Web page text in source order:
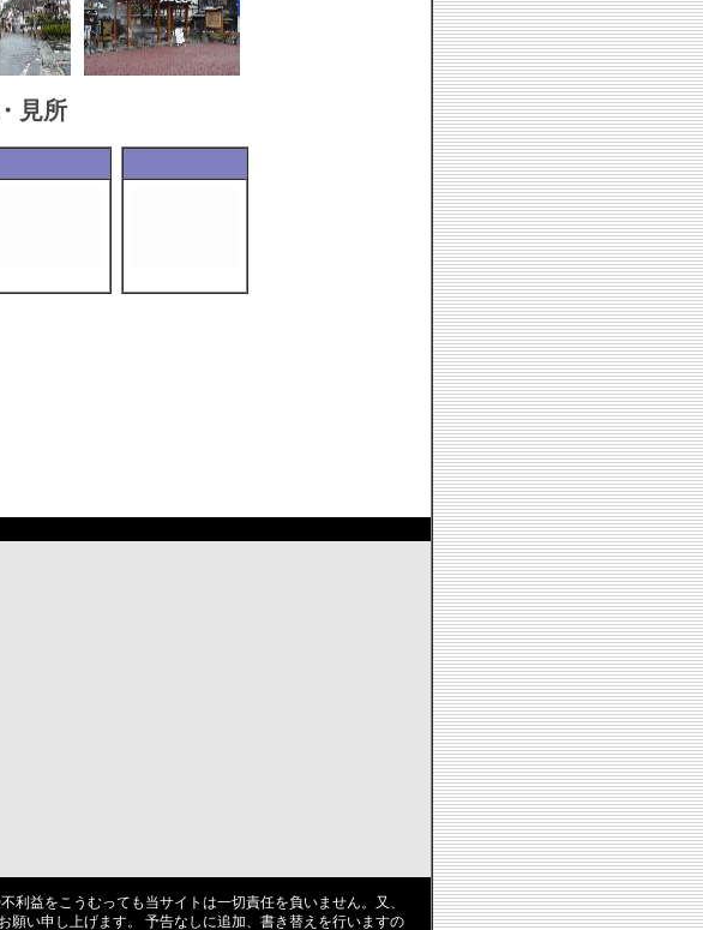
見所
利益をこうむっても当サイトは一切責任を負いません。又、
願い申し上げます。 予告なしに追加、書き替えを行いますの